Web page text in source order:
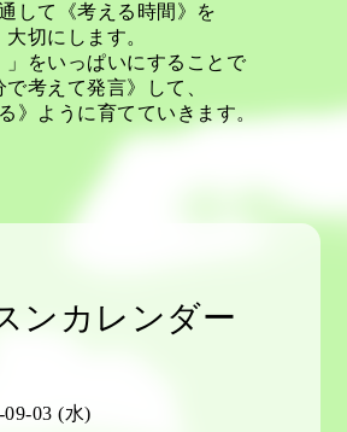
して《考える時間》を
大切にします。
」をいっぱいにすることで
で考えて発言》して、
》ように育てていきます。
ンカレンダー
09-03 (水)